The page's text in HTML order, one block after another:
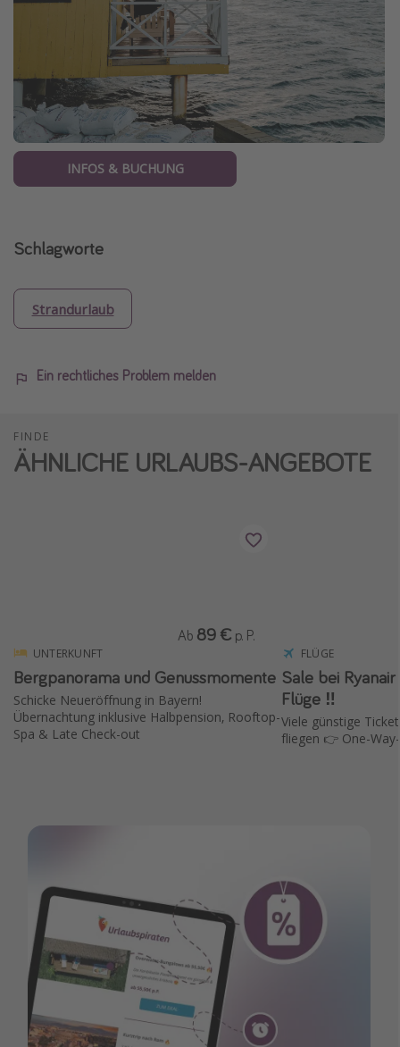
INFOS & BUCHUNG
Schlagworte
Strandurlaub
Ein rechtliches Problem melden
FINDE
ÄHNLICHE URLAUBS-ANGEBOTE
UNTERKUNFT
Bergpanorama und Genussmomente
Schicke Neueröffnung in Bayern!
Übernachtung inklusive Halbpension, Rooftop-
Spa & Late Check-out
Ab 89 € p. P.
FLÜGE
Sale bei Ryanair ✈️ 15 %
Flüge ‼️
Viele günstige
fliegen 👉 One-